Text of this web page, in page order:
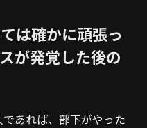
は確かに頑張っ
が発覚した後の
あれば、部下がやった